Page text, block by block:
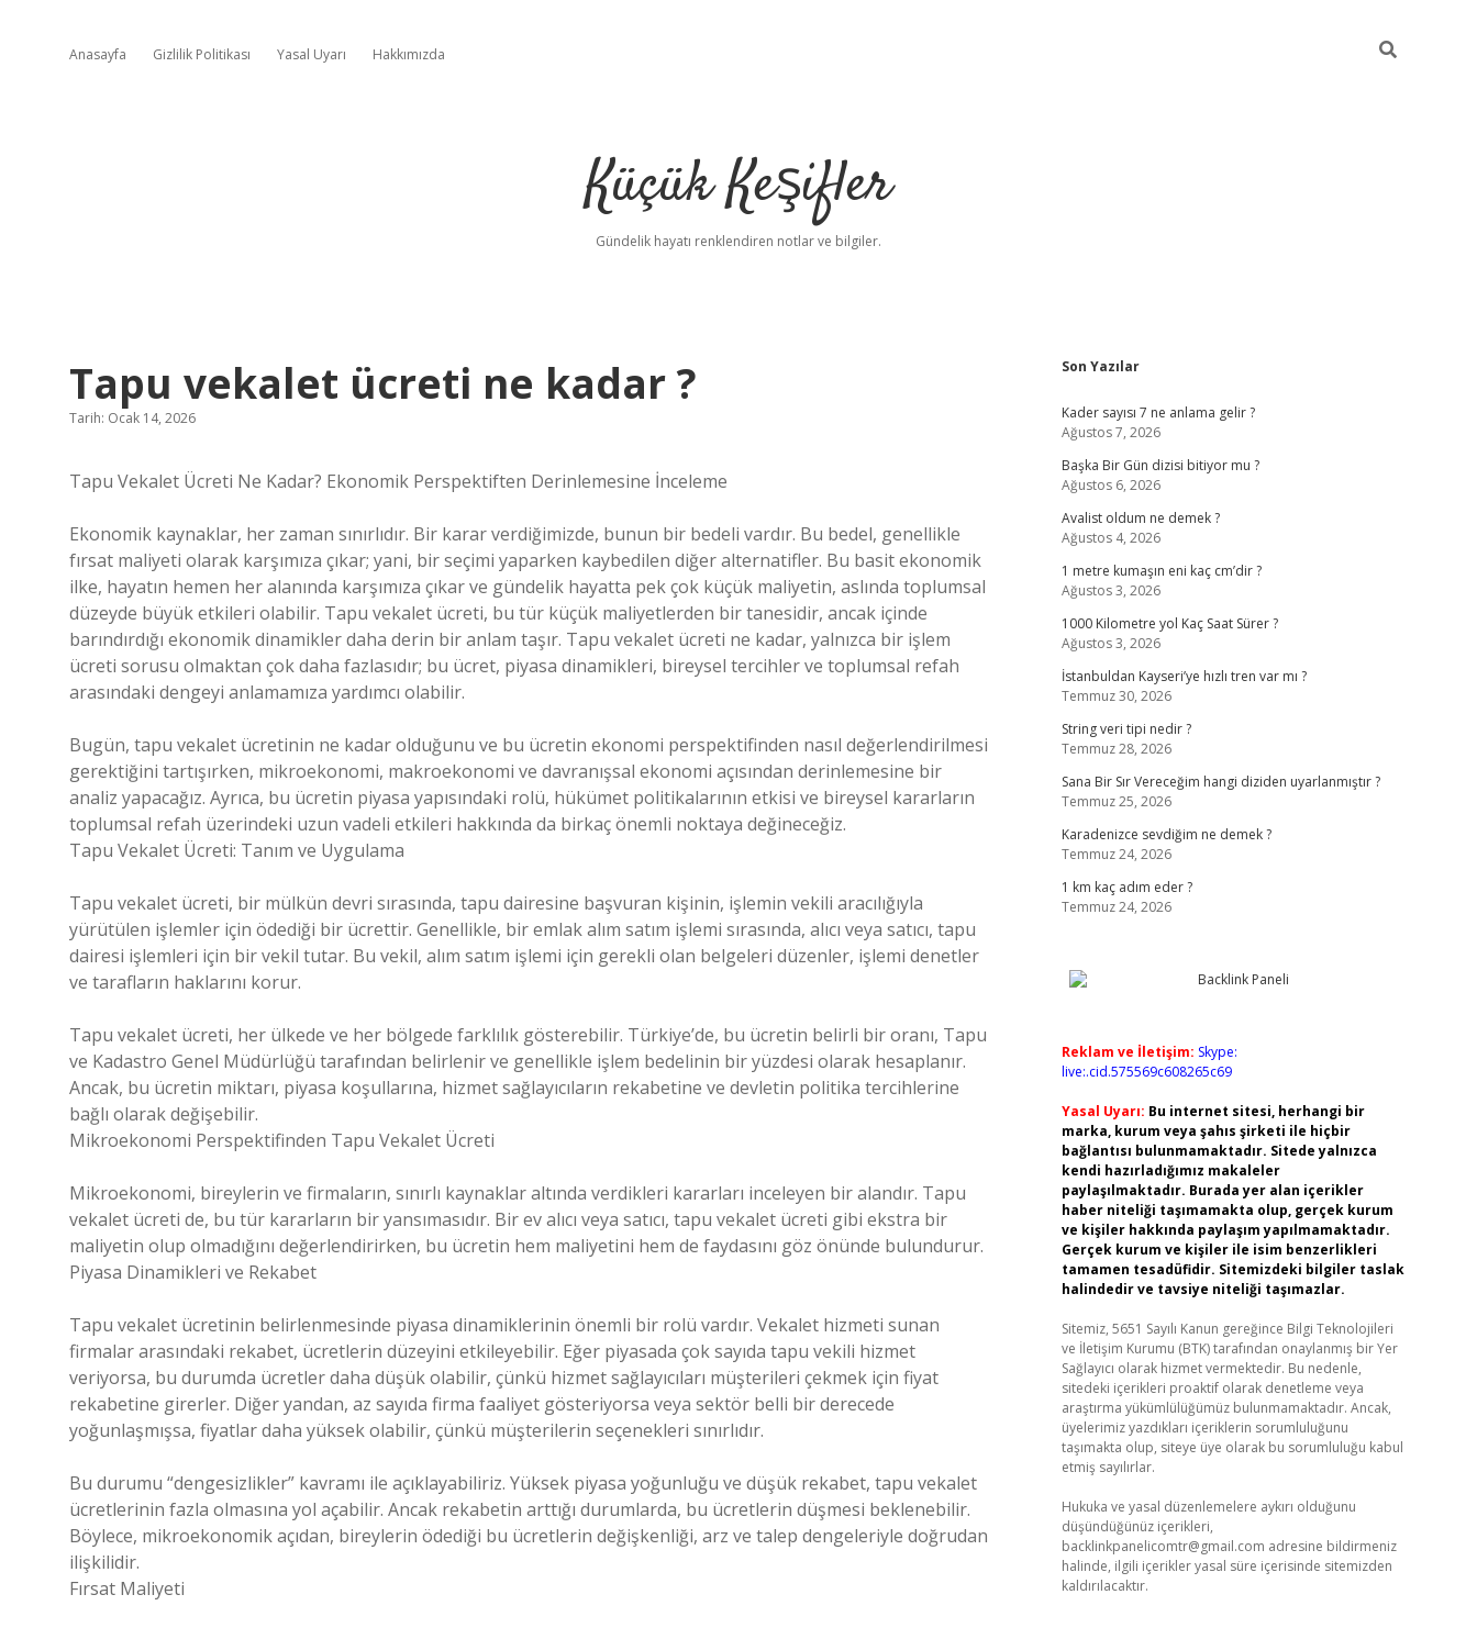
Anasayfa Gizlilik Politikası Yasal Uyarı Hakkımızda
Küçük Keşifler
Gündelik hayatı renklendiren notlar ve bilgiler.
Tapu vekalet ücreti ne kadar ?
Tarih: Ocak 14, 2026
Tapu Vekalet Ücreti Ne Kadar? Ekonomik Perspektiften Derinlemesine İnceleme
Ekonomik kaynaklar, her zaman sınırlıdır. Bir karar verdiğimizde, bunun bir bedeli vardır. Bu bedel, genellikle
fırsat maliyeti olarak karşımıza çıkar; yani, bir seçimi yaparken kaybedilen diğer alternatifler. Bu basit ekonomik
ilke, hayatın hemen her alanında karşımıza çıkar ve gündelik hayatta pek çok küçük maliyetin, aslında toplumsal
düzeyde büyük etkileri olabilir. Tapu vekalet ücreti, bu tür küçük maliyetlerden bir tanesidir, ancak içinde
barındırdığı ekonomik dinamikler daha derin bir anlam taşır. Tapu vekalet ücreti ne kadar, yalnızca bir işlem
ücreti sorusu olmaktan çok daha fazlasıdır; bu ücret, piyasa dinamikleri, bireysel tercihler ve toplumsal refah
arasındaki dengeyi anlamamıza yardımcı olabilir.
Bugün, tapu vekalet ücretinin ne kadar olduğunu ve bu ücretin ekonomi perspektifinden nasıl değerlendirilmesi
gerektiğini tartışırken, mikroekonomi, makroekonomi ve davranışsal ekonomi açısından derinlemesine bir
analiz yapacağız. Ayrıca, bu ücretin piyasa yapısındaki rolü, hükümet politikalarının etkisi ve bireysel kararların
toplumsal refah üzerindeki uzun vadeli etkileri hakkında da birkaç önemli noktaya değineceğiz.
Tapu Vekalet Ücreti: Tanım ve Uygulama
Tapu vekalet ücreti, bir mülkün devri sırasında, tapu dairesine başvuran kişinin, işlemin vekili aracılığıyla
yürütülen işlemler için ödediği bir ücrettir. Genellikle, bir emlak alım satım işlemi sırasında, alıcı veya satıcı, tapu
dairesi işlemleri için bir vekil tutar. Bu vekil, alım satım işlemi için gerekli olan belgeleri düzenler, işlemi denetler
ve tarafların haklarını korur.
Tapu vekalet ücreti, her ülkede ve her bölgede farklılık gösterebilir. Türkiye’de, bu ücretin belirli bir oranı, Tapu
ve Kadastro Genel Müdürlüğü tarafından belirlenir ve genellikle işlem bedelinin bir yüzdesi olarak hesaplanır.
Ancak, bu ücretin miktarı, piyasa koşullarına, hizmet sağlayıcıların rekabetine ve devletin politika tercihlerine
bağlı olarak değişebilir.
Mikroekonomi Perspektifinden Tapu Vekalet Ücreti
Mikroekonomi, bireylerin ve firmaların, sınırlı kaynaklar altında verdikleri kararları inceleyen bir alandır. Tapu
vekalet ücreti de, bu tür kararların bir yansımasıdır. Bir ev alıcı veya satıcı, tapu vekalet ücreti gibi ekstra bir
maliyetin olup olmadığını değerlendirirken, bu ücretin hem maliyetini hem de faydasını göz önünde bulundurur.
Piyasa Dinamikleri ve Rekabet
Tapu vekalet ücretinin belirlenmesinde piyasa dinamiklerinin önemli bir rolü vardır. Vekalet hizmeti sunan
firmalar arasındaki rekabet, ücretlerin düzeyini etkileyebilir. Eğer piyasada çok sayıda tapu vekili hizmet
veriyorsa, bu durumda ücretler daha düşük olabilir, çünkü hizmet sağlayıcıları müşterileri çekmek için fiyat
rekabetine girerler. Diğer yandan, az sayıda firma faaliyet gösteriyorsa veya sektör belli bir derecede
yoğunlaşmışsa, fiyatlar daha yüksek olabilir, çünkü müşterilerin seçenekleri sınırlıdır.
Bu durumu “dengesizlikler” kavramı ile açıklayabiliriz. Yüksek piyasa yoğunluğu ve düşük rekabet, tapu vekalet
ücretlerinin fazla olmasına yol açabilir. Ancak rekabetin arttığı durumlarda, bu ücretlerin düşmesi beklenebilir.
Böylece, mikroekonomik açıdan, bireylerin ödediği bu ücretlerin değişkenliği, arz ve talep dengeleriyle doğrudan
ilişkilidir.
Fırsat Maliyeti
Sidebar
Son Yazılar
Kader sayısı 7 ne anlama gelir ?
Ağustos 7, 2026
Başka Bir Gün dizisi bitiyor mu ?
Ağustos 6, 2026
Avalist oldum ne demek ?
Ağustos 4, 2026
1 metre kumaşın eni kaç cm’dir ?
Ağustos 3, 2026
1000 Kilometre yol Kaç Saat Sürer ?
Ağustos 3, 2026
İstanbuldan Kayseri’ye hızlı tren var mı ?
Temmuz 30, 2026
String veri tipi nedir ?
Temmuz 28, 2026
Sana Bir Sır Vereceğim hangi diziden uyarlanmıştır ?
Temmuz 25, 2026
Karadenizce sevdiğim ne demek ?
Temmuz 24, 2026
1 km kaç adım eder ?
Temmuz 24, 2026
Reklam ve İletişim: Skype:
live:.cid.575569c608265c69
Yasal Uyarı: Bu internet sitesi, herhangi bir
marka, kurum veya şahıs şirketi ile hiçbir
bağlantısı bulunmamaktadır. Sitede yalnızca
kendi hazırladığımız makaleler
paylaşılmaktadır. Burada yer alan içerikler
haber niteliği taşımamakta olup, gerçek kurum
ve kişiler hakkında paylaşım yapılmamaktadır.
Gerçek kurum ve kişiler ile isim benzerlikleri
tamamen tesadüfidir. Sitemizdeki bilgiler taslak
halindedir ve tavsiye niteliği taşımazlar.
Sitemiz, 5651 Sayılı Kanun gereğince Bilgi Teknolojileri
ve İletişim Kurumu (BTK) tarafından onaylanmış bir Yer
Sağlayıcı olarak hizmet vermektedir. Bu nedenle,
sitedeki içerikleri proaktif olarak denetleme veya
araştırma yükümlülüğümüz bulunmamaktadır. Ancak,
üyelerimiz yazdıkları içeriklerin sorumluluğunu
taşımakta olup, siteye üye olarak bu sorumluluğu kabul
etmiş sayılırlar.
Hukuka ve yasal düzenlemelere aykırı olduğunu
düşündüğünüz içerikleri,
backlinkpanelicomtr@gmail.com adresine bildirmeniz
halinde, ilgili içerikler yasal süre içerisinde sitemizden
kaldırılacaktır.